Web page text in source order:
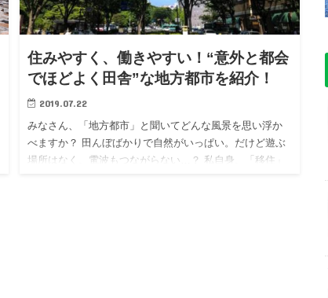
住みやすく、働きやすい！“意外と都会
でほどよく田舎”な地方都市を紹介！
2019.07.22
みなさん、「地方都市」と聞いてどんな風景を思い浮か
べますか？ 田んぼばかりで自然がいっぱい。だけど遊ぶ
場所はなく、電波もつながらない…？ 私自身、「移住」